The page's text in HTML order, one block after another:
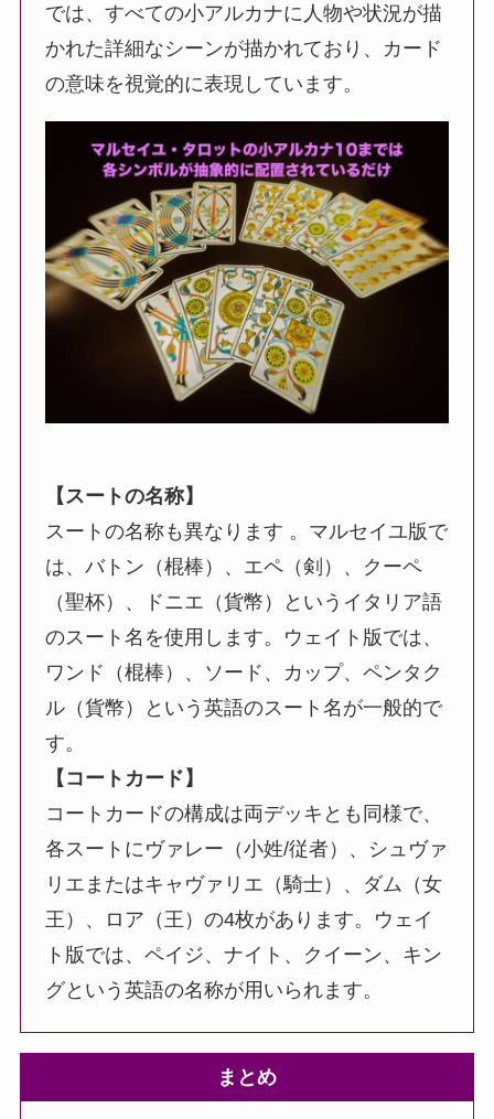
では、すべての小アルカナに人物や状況が描
かれた詳細なシーンが描かれており、カード
の意味を視覚的に表現しています。
【スートの名称】
スートの名称も異なります 。マルセイユ版で
は、バトン（棍棒）、エペ（剣）、クーペ
（聖杯）、ドニエ（貨幣）というイタリア語
のスート名を使用します。ウェイト版では、
ワンド（棍棒）、ソード、カップ、ペンタク
ル（貨幣）という英語のスート名が一般的で
す。
【コートカード】
コートカードの構成は両デッキとも同様で、
各スートにヴァレー（小姓/従者）、シュヴァ
リエまたはキャヴァリエ（騎士）、ダム（女
王）、ロア（王）の4枚があります。ウェイ
ト版では、ペイジ、ナイト、クイーン、キン
グという英語の名称が用いられます。
まとめ